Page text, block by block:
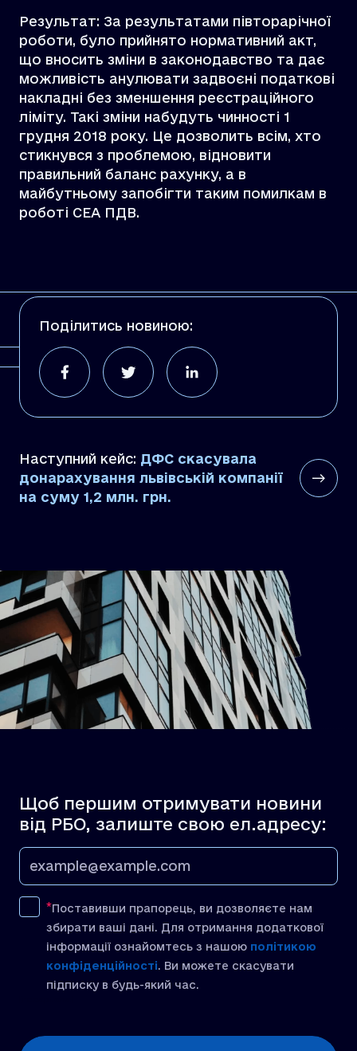
Результат: За результатами півторарічної
роботи, було прийнято нормативний акт,
що вносить зміни в законодавство та дає
можливість анулювати задвоєні податкові
накладні без зменшення реєстраційного
ліміту. Такі зміни набудуть чинності 1
грудня 2018 року. Це дозволить всім, хто
стикнувся з проблемою, відновити
правильний баланс рахунку, а в
майбутньому запобігти таким помилкам в
роботі СЕА ПДВ.
Поділитись новиною:
Наступний кейс: ДФС скасувала
донарахування львівській компанії
на суму 1,2 млн. грн.
Щоб першим отримувати новини
від РБО, залиште свою ел.адресу:
Поставивши прапорець, ви дозволяєте нам
збирати ваші дані. Для отримання додаткової
інформації ознайомтесь з нашою політикою
конфіденційності. Ви можете скасувати
підписку в будь-який час.